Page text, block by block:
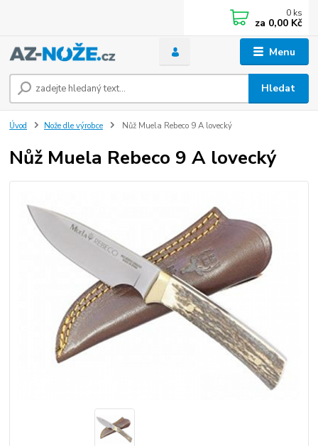
Menu
Hledat
0 ks
za 0,00 Kč
Úvod Nože dle výrobce Nůž Muela Rebeco 9 A lovecký
Nůž Muela Rebeco 9 A lovecký